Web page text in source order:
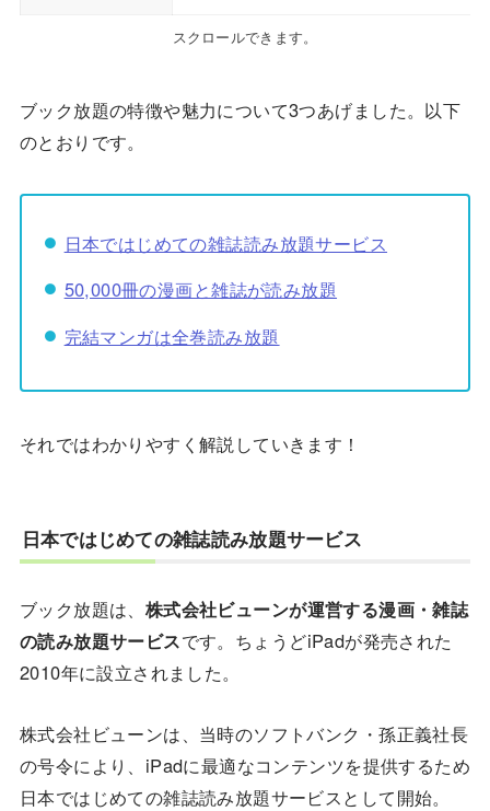
スクロールできます。
ブック放題の特徴や魅力について3つあげました。以下
のとおりです。
日本ではじめての雑誌読み放題サービス
50,000冊の漫画と雑誌が読み放題
完結マンガは全巻読み放題
それではわかりやすく解説していきます！
日本ではじめての雑誌読み放題サービス
ブック放題は、 株式会社ビューンが運営する漫画・雑誌
の読み放題サービスです。ちょうどiPadが発売された
2010年に設立されました。
株式会社ビューンは、当時のソフトバンク・孫正義社長
の号令により、iPadに最適なコンテンツを提供するため
日本ではじめての雑誌読み放題サービスとして開始。